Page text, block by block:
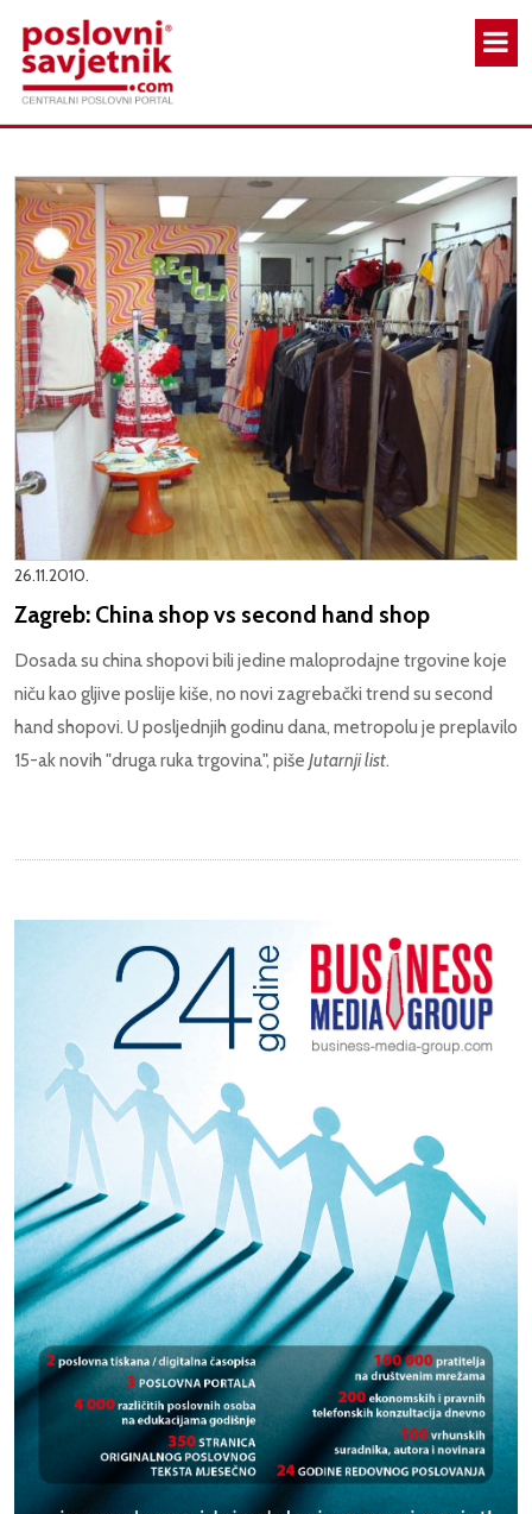
26.11.2010.
Zagreb: China shop vs second hand shop
Dosada su china shopovi bili jedine maloprodajne trgovine koje
niču kao gljive poslije kiše, no novi zagrebački trend su second
hand shopovi. U posljednjih godinu dana, metropolu je preplavilo
15-ak novih "druga ruka trgovina", piše Jutarnji list.